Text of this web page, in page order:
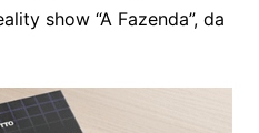
show “A Fazenda”, da